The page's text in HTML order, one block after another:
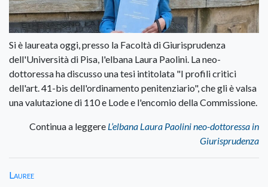
Si è laureata oggi, presso la Facoltà di Giurisprudenza
dell'Università di Pisa, l'elbana Laura Paolini. La neo-
dottoressa ha discusso una tesi intitolata "I profili critici
dell'art. 41-bis dell'ordinamento penitenziario", che gli è valsa
una valutazione di 110 e Lode e l'encomio della Commissione.
Continua a leggere L’elbana Laura Paolini neo-dottoressa in
Giurisprudenza
Lauree